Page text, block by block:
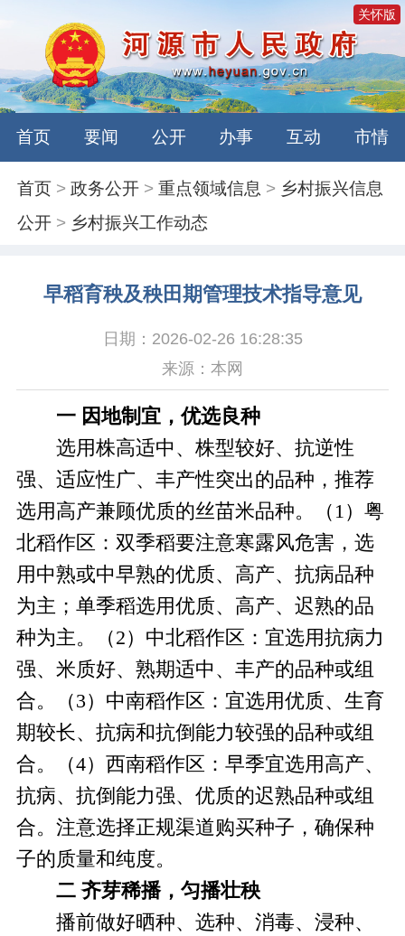
关怀版
首页 要闻 公开 办事 互动 市情
首页 >政务公开 >重点领域信息 > 乡村振兴信息
公开 > 乡村振兴工作动态
早稻育秧及秧田期管理技术指导意见
日期：2026-02-26 16:28:35
来源：本网
一 因地制宜，优选良种
选用株高适中、株型较好、抗逆性
强、适应性广、丰产性突出的品种，推荐
选用高产兼顾优质的丝苗米品种。（1）粤
北稻作区：双季稻要注意寒露风危害，选
用中熟或中早熟的优质、高产、抗病品种
为主；单季稻选用优质、高产、迟熟的品
种为主。（2）中北稻作区：宜选用抗病力
强、米质好、熟期适中、丰产的品种或组
合。（3）中南稻作区：宜选用优质、生育
期较长、抗病和抗倒能力较强的品种或组
合。（4）西南稻作区：早季宜选用高产、
抗病、抗倒能力强、优质的迟熟品种或组
合。注意选择正规渠道购买种子，确保种
子的质量和纯度。
二齐芽稀播，匀播壮秧
播前做好晒种、选种、消毒、浸种、